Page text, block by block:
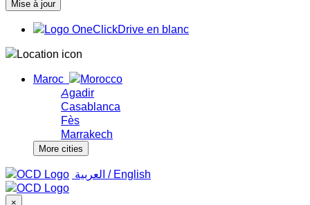
Maroc
Agadir
Casablanca
Fès
Marrakech
More cities
‏العربية ‏ / English
×